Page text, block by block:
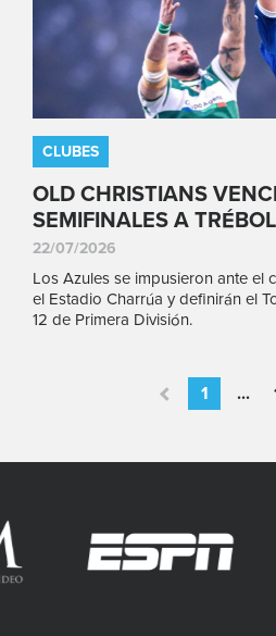
CLUBES
OLD CHRISTIANS
SEMIFINALES A TRÉBOL
22/07/2026
Los Azules se impusieron ante el
el Estadio Charrúa y definirán el
12 de Primera División.
1 ...